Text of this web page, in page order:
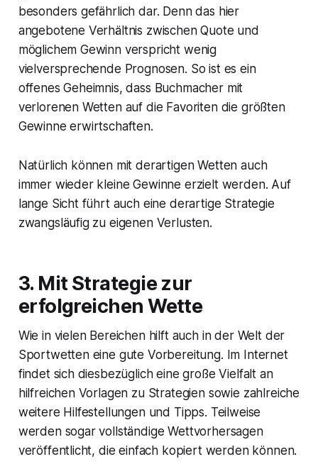
besonders gefährlich dar. Denn das hier
angebotene Verhältnis zwischen Quote und
möglichem Gewinn verspricht wenig
vielversprechende Prognosen. So ist es ein
offenes Geheimnis, dass Buchmacher mit
verlorenen Wetten auf die Favoriten die größten
Gewinne erwirtschaften.
Natürlich können mit derartigen Wetten auch
immer wieder kleine Gewinne erzielt werden. Auf
lange Sicht führt auch eine derartige Strategie
zwangsläufig zu eigenen Verlusten.
3. Mit Strategie zur
erfolgreichen Wette
Wie in vielen Bereichen hilft auch in der Welt der
Sportwetten eine gute Vorbereitung. Im Internet
findet sich diesbezüglich eine große Vielfalt an
hilfreichen Vorlagen zu Strategien sowie zahlreiche
weitere Hilfestellungen und Tipps. Teilweise
werden sogar vollständige Wettvorhersagen
veröffentlicht, die einfach kopiert werden können.